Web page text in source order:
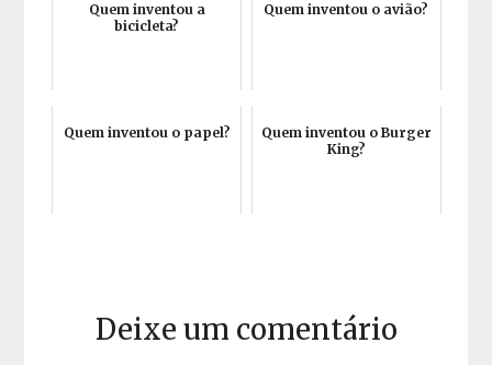
Quem inventou a
bicicleta?
Quem inventou o avião?
Quem inventou o papel?
Quem inventou o Burger
King?
Deixe um comentário